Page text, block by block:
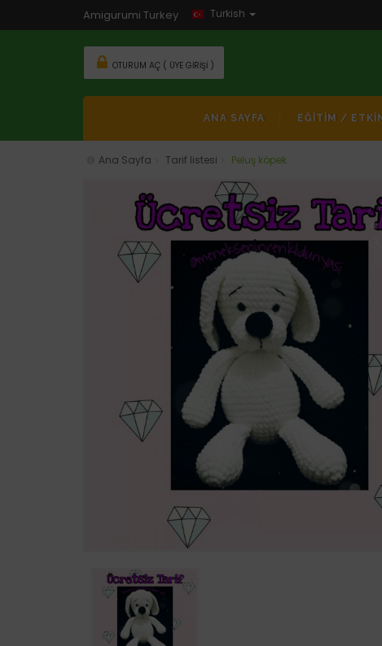
Amigurumi Turkey Turkish
OTURUM AÇ ( ÜYE GIRIŞI )
ANA SAYFA EĞİTİM /
Ana Sayfa Tarif listesi Peluş köpek